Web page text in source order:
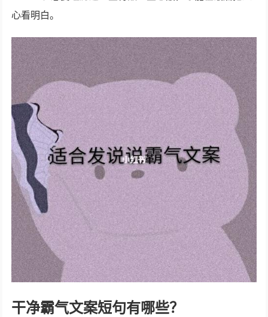
心看明白。
干净霸气文案短句有哪些？